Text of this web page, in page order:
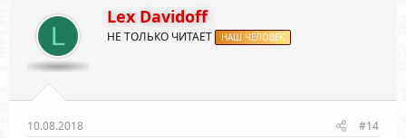
Можно посмотреть параметры Вашего станка $$ ?
L
Lex Davidoff
НЕ ТОЛЬКО ЧИТАЕТ НАШ ЧЕЛОВЕК
10.08.2018 #14